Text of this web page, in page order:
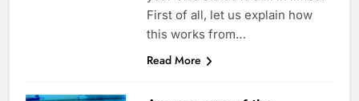
your Visa status is still in limbo.
First of all, let us explain how